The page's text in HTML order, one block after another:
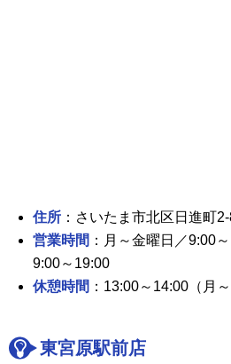
住所 ：さいたま市北区日進町
営業時間 ：月～金曜日／9:00
9:00～19:00
休憩時間 ：13:00～14:00（月～
東宮原駅前店